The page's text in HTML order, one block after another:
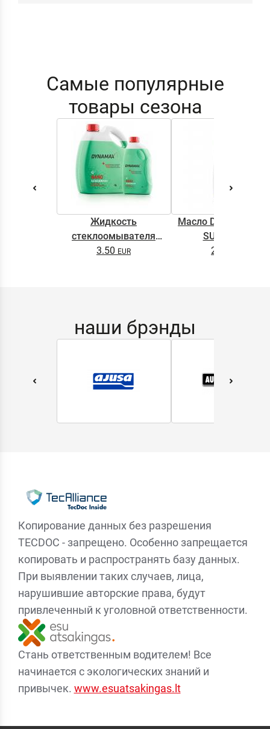
Самые популярные
товары сезона
Жидкость
стеклоомывателя
DYNAMAX SCREENWASH
3.50
Масло DYNAMAX
SUPER 0.5L
2.65
наши брэнды
Копирование данных без разрешения
TECDOC - запрещено. Особенно запрещается
копировать и распространять базу данных.
При выявлении таких случаев, лица,
нарушившие авторские права, будут
привлеченный к уголовной ответственности.
Стань ответственным водителем! Все
начинается с экологических знаний и
привычек. www.esuatsakingas.lt